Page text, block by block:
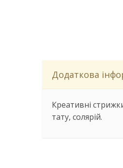
Додаткова
Креативні
тату, солярій.